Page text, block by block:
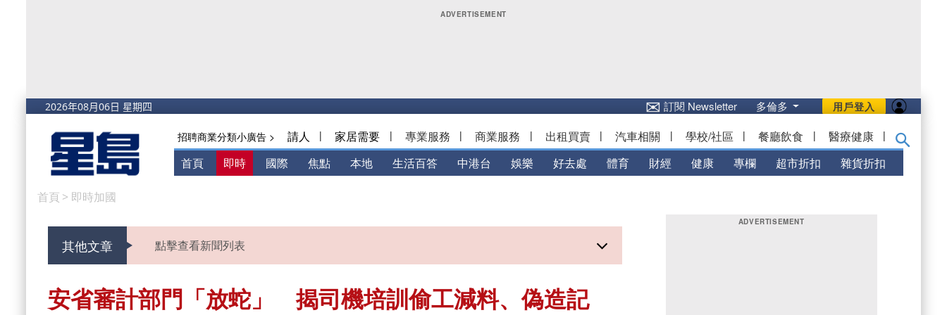
用戶登入
✉訂閱 Newsletter 多倫多
招聘商業分類小廣告 > 請人 | 家居需要 | 專業服務 | 商業服務 | 出租買賣 | 汽車相關 | 學校/社區 | 餐廳飲食 | 醫療健康 |
首頁 即時 國際 焦點 本地 生活百答 中港台 娛樂 好去處 體育 財經 健康 專欄 超市折扣 雜貨折扣
首頁 > 即時加國
其他文章 點擊查看新聞列表
安省審計部門「放蛇」 揭司機培訓偷工減料、偽造記